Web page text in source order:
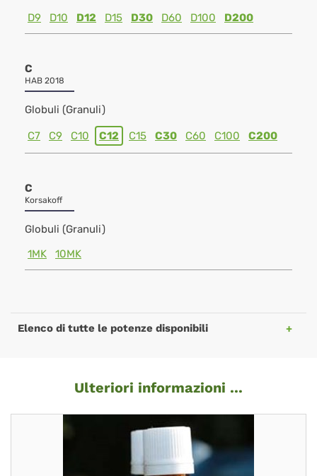
D9
D10 D12 D15 D30 D60 D100 D200
C
HAB 2018
Globuli (Granuli)
C7 C9 C10 C12 C15 C30 C60 C100 C200
C
Korsakoff
Globuli (Granuli)
1MK
10MK
Elenco di tutte le potenze disponibili
Ulteriori informazioni ...